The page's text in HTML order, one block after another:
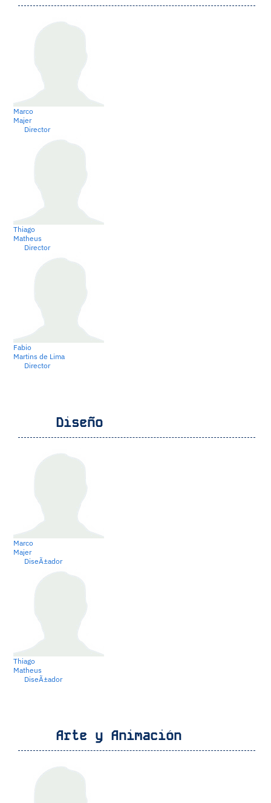
Marco
Majer
Director
Thiago
Matheus
Director
Fabio
Martins de Lima
Director
Diseño
Marco
Majer
DiseÃ±ador
Thiago
Matheus
DiseÃ±ador
Arte y Animación